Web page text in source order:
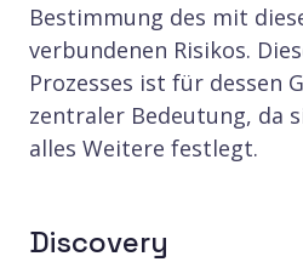
Bestimmung des mit
verbundenen Risikos.
Prozesses ist für dessen
zentraler Bedeutung, da
alles Weitere festlegt.
Discovery